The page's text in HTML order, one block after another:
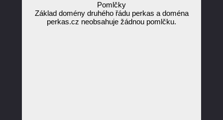
Pomlčky
Základ domény druhého řádu perkas a doména
perkas.cz neobsahuje žádnou pomlčku.